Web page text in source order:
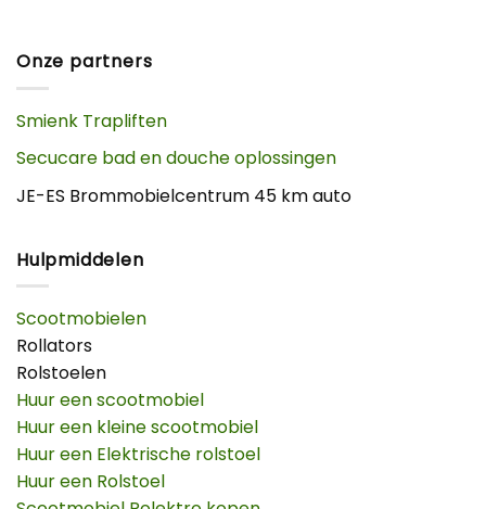
Onze partners
Smienk Trapliften
Secucare bad en douche oplossingen
JE-ES Brommobielcentrum 45 km auto
Hulpmiddelen
Scootmobielen
Rollators
Rolstoelen
Huur een scootmobiel
Huur een kleine scootmobiel
Huur een Elektrische rolstoel
Huur een Rolstoel